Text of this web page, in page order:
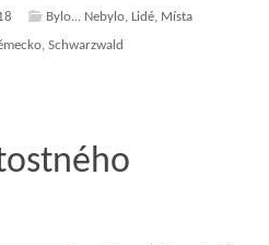
Bylo... Nebylo, Lidé, Místa
, Schwarzwald